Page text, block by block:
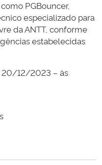
PGBouncer,
especializado para
da ANTT, conforme
estabelecidas
20/12/2023 – às